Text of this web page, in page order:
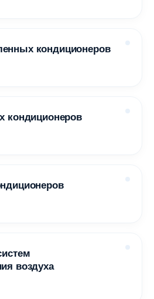
кондиционеров
кондиционеров
воздуха